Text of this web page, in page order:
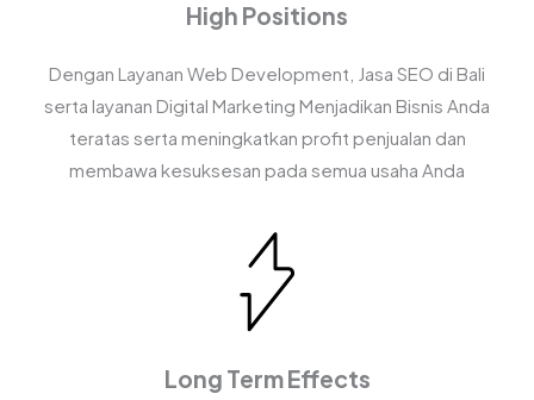
High Positions
Dengan Layanan Web Development, Jasa SEO di Bali
serta layanan Digital Marketing Menjadikan Bisnis Anda
teratas serta meningkatkan profit penjualan dan
membawa kesuksesan pada semua usaha Anda
Long Term Effects